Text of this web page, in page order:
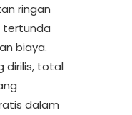
ringan
tertunda
biaya.
dirilis, total
dalam